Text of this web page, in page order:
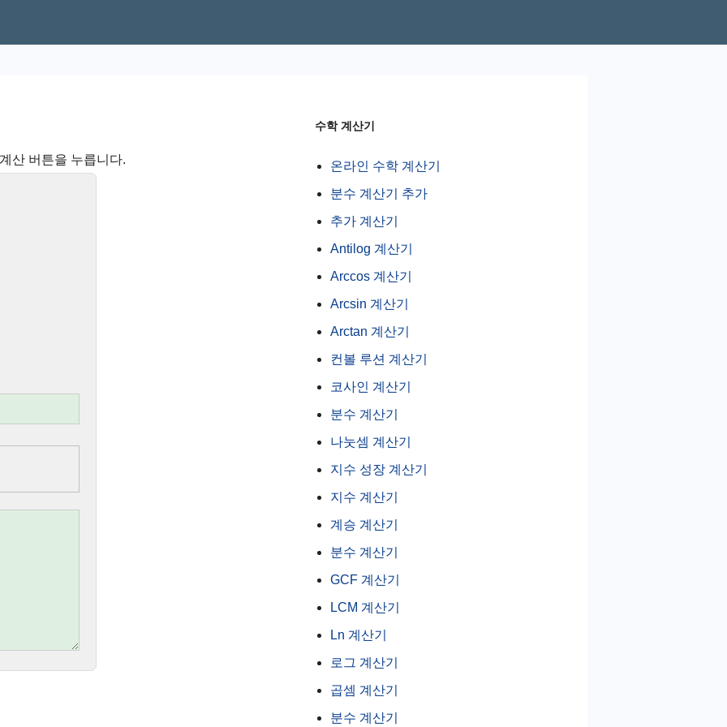
산 버튼을 누릅니다.
수학 계산기
온라인 수학 계산기
분수 계산기 추가
추가 계산기
Antilog 계산기
Arccos 계산기
Arcsin 계산기
Arctan 계산기
컨볼 루션 계산기
코사인 계산기
분수 계산기
나눗셈 계산기
지수 성장 계산기
지수 계산기
계승 계산기
분수 계산기
GCF 계산기
LCM 계산기
Ln 계산기
로그 계산기
곱셈 계산기
분수 계산기